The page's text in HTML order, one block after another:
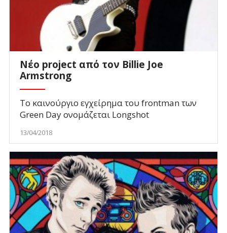
Νέο project από τον Billie Joe
Armstrong
To καινούργιο εγχείρημα του frontman των
Green Day ονομάζεται Longshot
13/04/2018